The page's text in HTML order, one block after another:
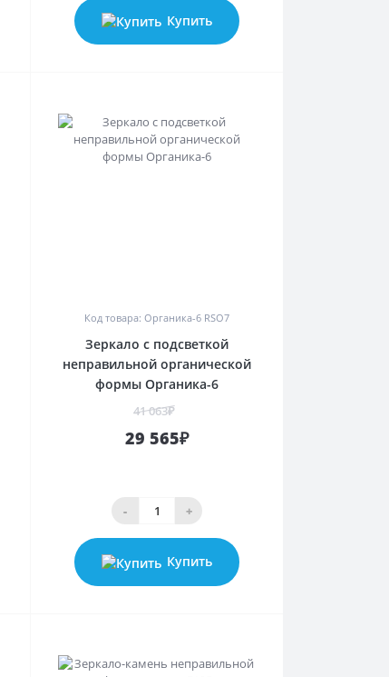
Купить
Код товара: Органика-6 RSO7
Зеркало с подсветкой
неправильной органической
формы Органика-6
41 063₽
29 565₽
- +
Купить